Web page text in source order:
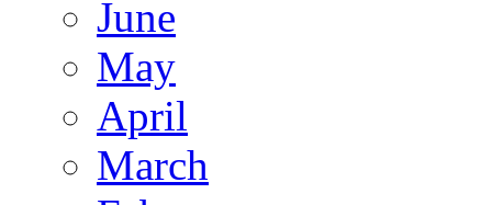
June
May
April
March